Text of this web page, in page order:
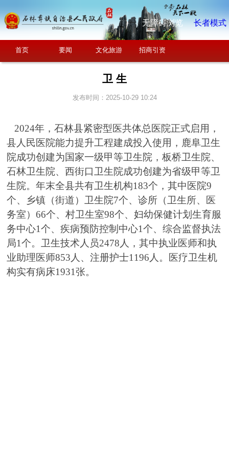
无障碍浏览 长者模式
首页 要闻 文化旅游 招商引资
卫 生
发布时间：2025-10-29 10:24
2024年，石林县紧密型医共体总医院正式启用，
县人民医院能力提升工程建成投入使用，鹿阜卫生
院成功创建为国家一级甲等卫生院，板桥卫生院、
石林卫生院、西街口卫生院成功创建为省级甲等卫
生院。年末全县共有卫生机构183个，其中医院9
个、乡镇（街道）卫生院7个、诊所（卫生所、医
务室） 66个、村卫生室98个、妇幼保健计划生育服
务中心1个、疾病预防控制中心1个、综合监督执法
局1个。卫生技术人员2478 人，其中执业医师和执
业助理医师853 人、注册护士1196 人。医疗卫生机
构实有病床1931张。